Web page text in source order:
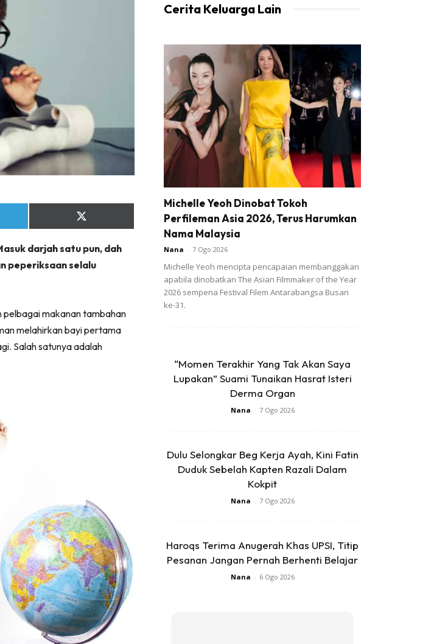
Share
on
(Twitter)
darjah satu pun, dah
peperiksaan selalu
pelbagai makanan tambahan
melahirkan bayi pertama
Salah satunya adalah
Cerita Keluarga Lain
Michelle Yeoh Dinobat Tokoh
Perfileman Asia 2026, Terus Harumkan
Nama Malaysia
Nana - 7 Ogo 2026
Michelle Yeoh mencipta pencapaian membanggakan
apabila dinobatkan The Asian Filmmaker of the Year
2026 sempena Festival Filem Antarabangsa Busan
ke-31.
“Momen Terakhir Yang Tak Akan Saya
Lupakan” Suami Tunaikan Hasrat Isteri
Derma Organ
Nana - 7 Ogo 2026
Dulu Selongkar Beg Kerja Ayah, Kini Fatin
Duduk Sebelah Kapten Razali Dalam
Kokpit
Nana - 7 Ogo 2026
Haroqs Terima Anugerah Khas UPSI, Titip
Pesanan Jangan Pernah Berhenti Belajar
Nana - 6 Ogo 2026